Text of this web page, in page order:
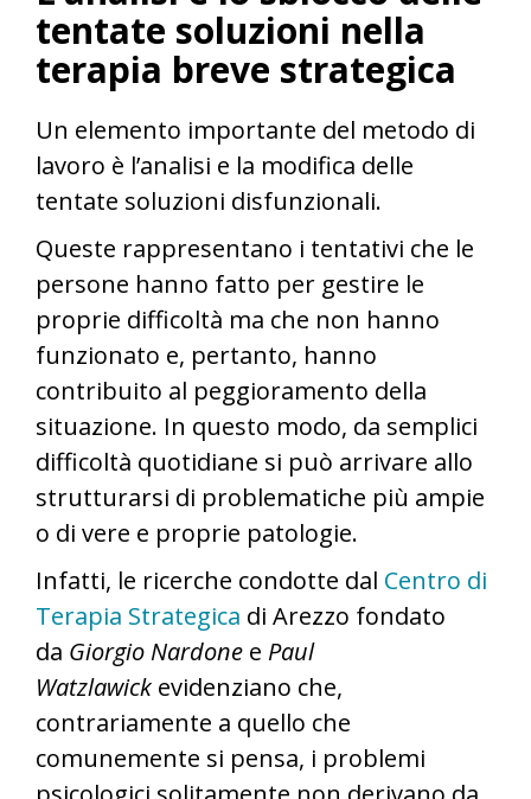
tentate soluzioni nella
terapia breve strategica
Un elemento importante del metodo di
lavoro è l’analisi e la modifica delle
tentate soluzioni disfunzionali.
Queste rappresentano i tentativi che le
persone hanno fatto per gestire le
proprie difficoltà ma che non hanno
funzionato e, pertanto, hanno
contribuito al peggioramento della
situazione. In questo modo, da semplici
difficoltà quotidiane si può arrivare allo
strutturarsi di problematiche più ampie
o di vere e proprie patologie.
Infatti, le ricerche condotte dal Centro di
Terapia Strategica di Arezzo fondato
da Giorgio Nardone e Paul
Watzlawick evidenziano che,
contrariamente a quello che
comunemente si pensa, i problemi